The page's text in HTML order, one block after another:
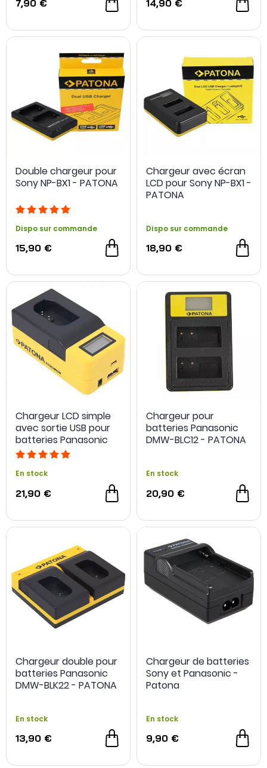
OCCASION
7,90 € 14,90 €
Double chargeur pour
Sony NP-BX1 - PATONA
Dispo sur commande
15,90 €
Chargeur avec écran
LCD pour Sony NP-BX1 -
PATONA
Dispo sur commande
18,90 €
Chargeur LCD simple
avec sortie USB pour
batteries Panasonic
DMW-BLK22 - PATONA
En stock
21,90 €
Chargeur pour
batteries Panasonic
DMW-BLC12 - PATONA
En stock
20,90 €
Chargeur double pour
batteries Panasonic
DMW-BLK22 - PATONA
En stock
13,90 €
Chargeur de batteries
Sony et Panasonic -
Patona
En stock
9,90 €